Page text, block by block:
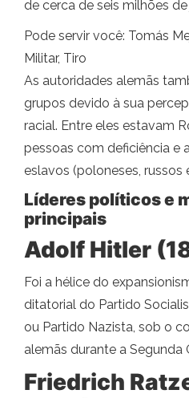
de cerca de seis milhões
Pode servir você: Tomás
Militar, Tiro
As autoridades alemãs
grupos devido à sua
racial. Entre eles estavam
pessoas com deficiência e
eslavos (poloneses, russos
Líderes políticos e
principais
Adolf Hitler
Foi a hélice do
ditatorial do Partido
ou Partido Nazista, sob o
alemãs durante a Segunda
Friedrich